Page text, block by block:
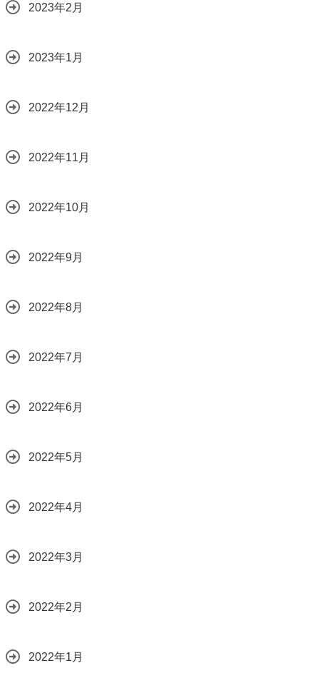
2023年2月
2023年1月
2022年12月
2022年11月
2022年10月
2022年9月
2022年8月
2022年7月
2022年6月
2022年5月
2022年4月
2022年3月
2022年2月
2022年1月